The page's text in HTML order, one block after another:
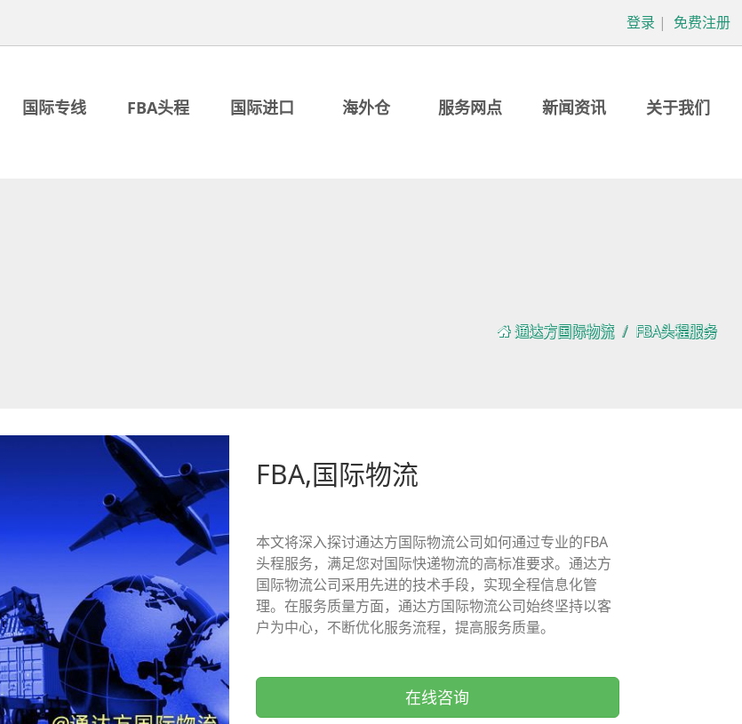
登录 | 免费注册
国际专线 FBA头程 国际进口 海外仓 服务网点 新闻资讯 关于我们
通达方国际物流 FBA头程服务
FBA,国际物流
本文将深入探讨通达方国际物流公司如何通过专业的FBA
头程服务，满足您对国际快递物流的高标准要求。通达方
国际物流公司采用先进的技术手段，实现全程信息化管
理。在服务质量方面，通达方国际物流公司始终坚持以客
户为中心，不断优化服务流程，提高服务质量。
在线咨询